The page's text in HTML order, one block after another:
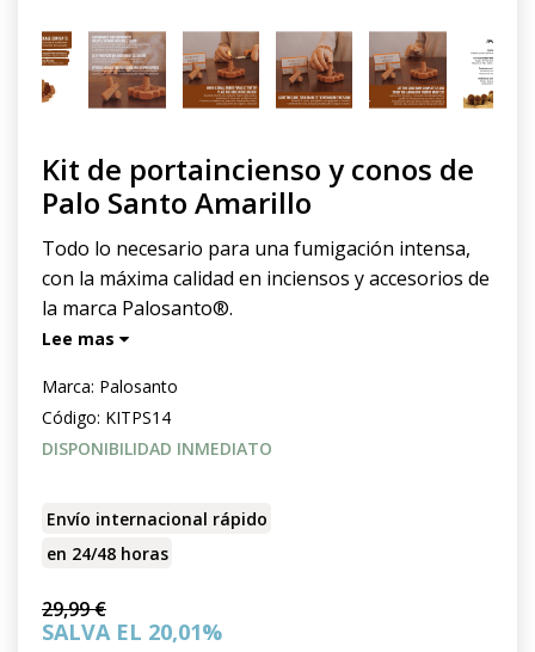
Kit de portaincienso y conos de
Palo Santo Amarillo
Todo lo necesario para una fumigación intensa,
con la máxima calidad en inciensos y accesorios de
la marca Palosanto®.
Lee mas
Marca: Palosanto
Código: KITPS14
DISPONIBILIDAD INMEDIATO
Envío internacional rápido
en 24/48 horas
29,99 €
SALVA EL 20,01%